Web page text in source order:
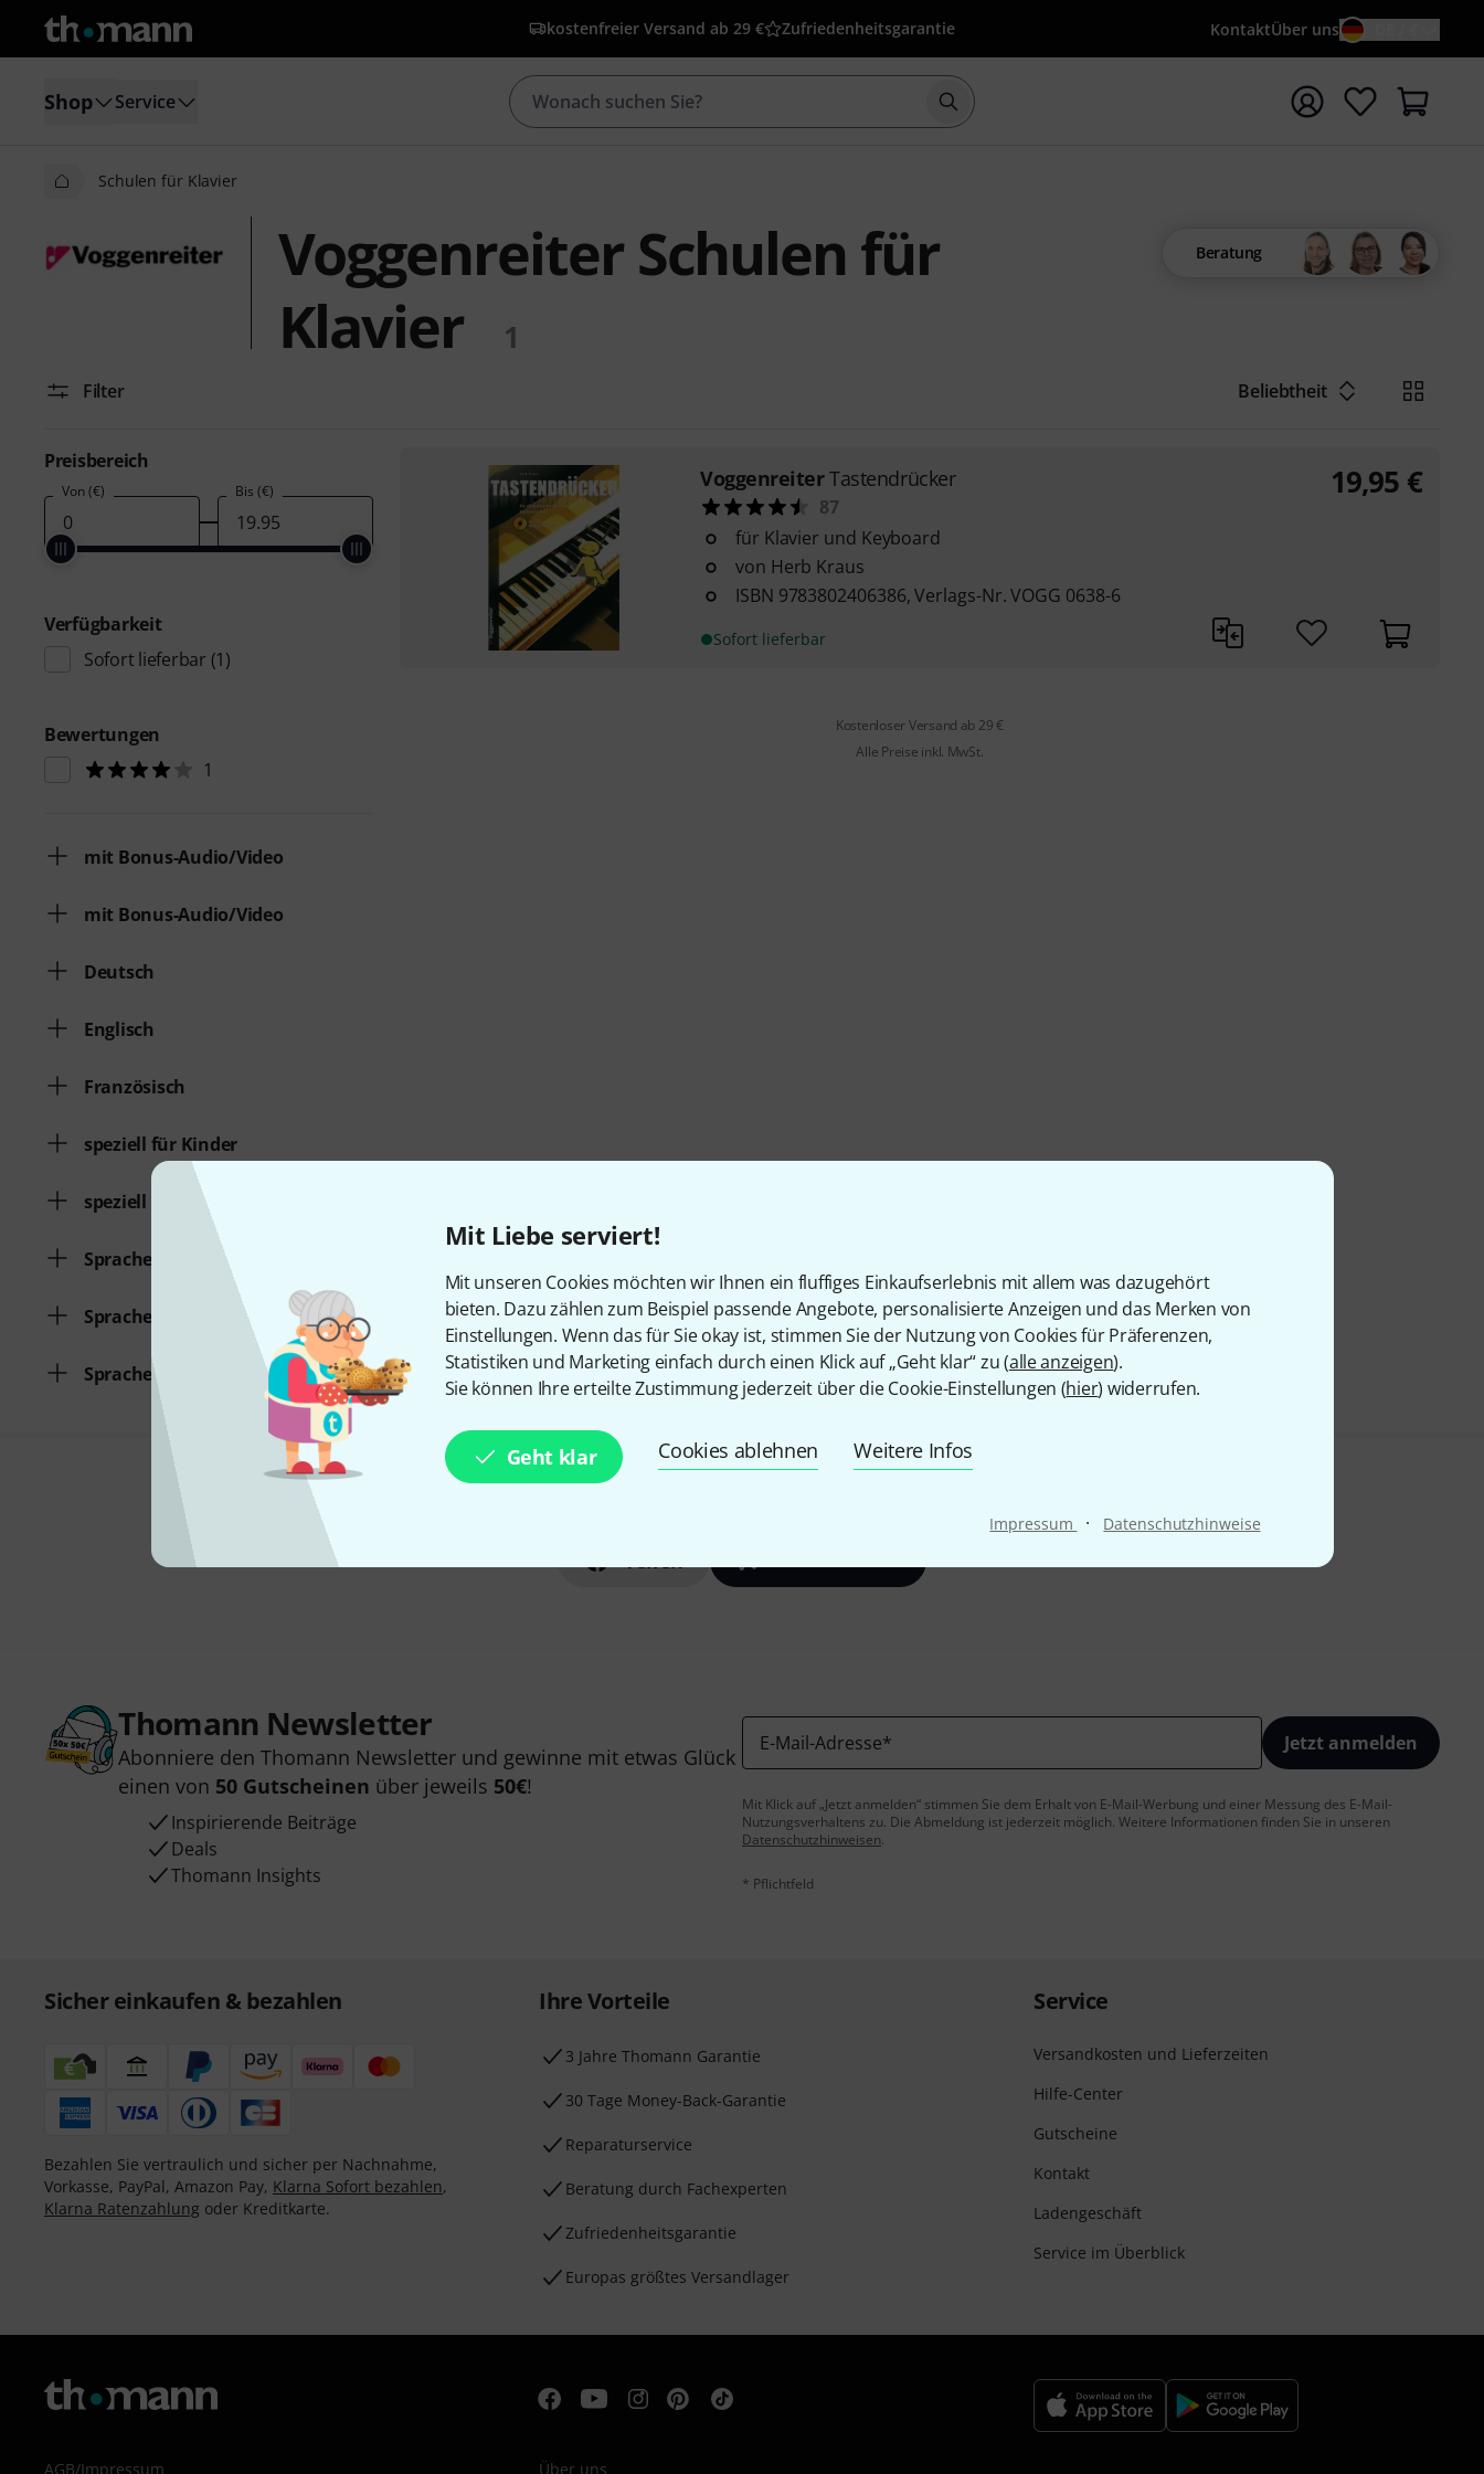
Mit Liebe serviert!
Mit unseren Cookies möchten wir Ihnen ein fluffiges Einkaufserlebnis mit allem was dazugehört
bieten. Dazu zählen zum Beispiel passende Angebote, personalisierte Anzeigen und das Merken von
Einstellungen. Wenn das für Sie okay ist, stimmen Sie der Nutzung von Cookies für Präferenzen,
Statistiken und Marketing einfach durch einen Klick auf „Geht klar“ zu (alle anzeigen).
Sie können Ihre erteilte Zustimmung jederzeit über die Cookie-Einstellungen (hier) widerrufen.
Geht klar Cookies ablehnen Weitere Infos
Impressum · Datenschutzhinweise
kostenfreier Versand ab 29 € Zufriedenheitsgarantie KontaktÜber uns
Shop Service Suche mit Suchwort {searchTerm} starten
Schulen für Klavier
Voggenreiter Schulen für
Klavier
1
Beratung
Filter Beliebtheit
Preisbereich
Von (€) Bis (€)
Verfügbarkeit
Sofort lieferbar (1)
Bewertungen
1
mit Bonus-Audio/Video
mit Bonus-Audio/Video
Deutsch
Englisch
Französisch
speziell für Kinder
speziell für Kinder
Sprache Deutsch
Sprache Englisch
Sprache Französisch
VoggenreiterTastendrücker
87
für Klavier und Keyboard
von Herb Kraus
ISBN 9783802406386, Verlags-Nr. VOGG 0638-6
Sofort lieferbar
19,95 €
Kostenloser Versand ab 29 €
Alle Preise inkl. MwSt.
Gefällt Ihnen, was Sie sehen?
Teilen
Thomann Newsletter
Abonniere den Thomann Newsletter und gewinne mit etwas Glück
einen von 50 Gutscheinen über jeweils 50€!
Inspirierende Beiträge
Deals
Thomann Insights
E-Mail-Adresse* Jetzt anmelden
Mit Klick auf „Jetzt anmelden“ stimmen Sie dem Erhalt von E-Mail-Werbung und einer Messung des E-Mail-
Nutzungsverhaltens zu. Die Abmeldung ist jederzeit möglich. Weitere Informationen finden Sie in unseren
Datenschutzhinweisen.
* Pflichtfeld
Sicher einkaufen & bezahlen
Bezahlen Sie vertraulich und sicher per Nachnahme,
Vorkasse, PayPal, Amazon Pay, Klarna Sofort bezahlen,
Klarna Ratenzahlung oder Kreditkarte.
Ihre Vorteile
3 Jahre Thomann Garantie
30 Tage Money-Back-Garantie
Reparaturservice
Beratung durch Fachexperten
Zufriedenheitsgarantie
Europas größtes Versandlager
Service
Versandkosten und Lieferzeiten
Hilfe-Center
Gutscheine
Kontakt
Ladengeschäft
Service im Überblick
AGB/Impressum Über uns